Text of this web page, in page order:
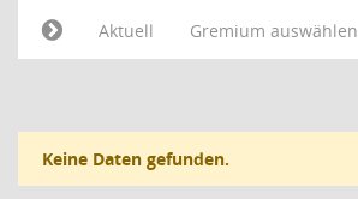
Aktuell
Gremium auswählen
Keine Daten gefunden.